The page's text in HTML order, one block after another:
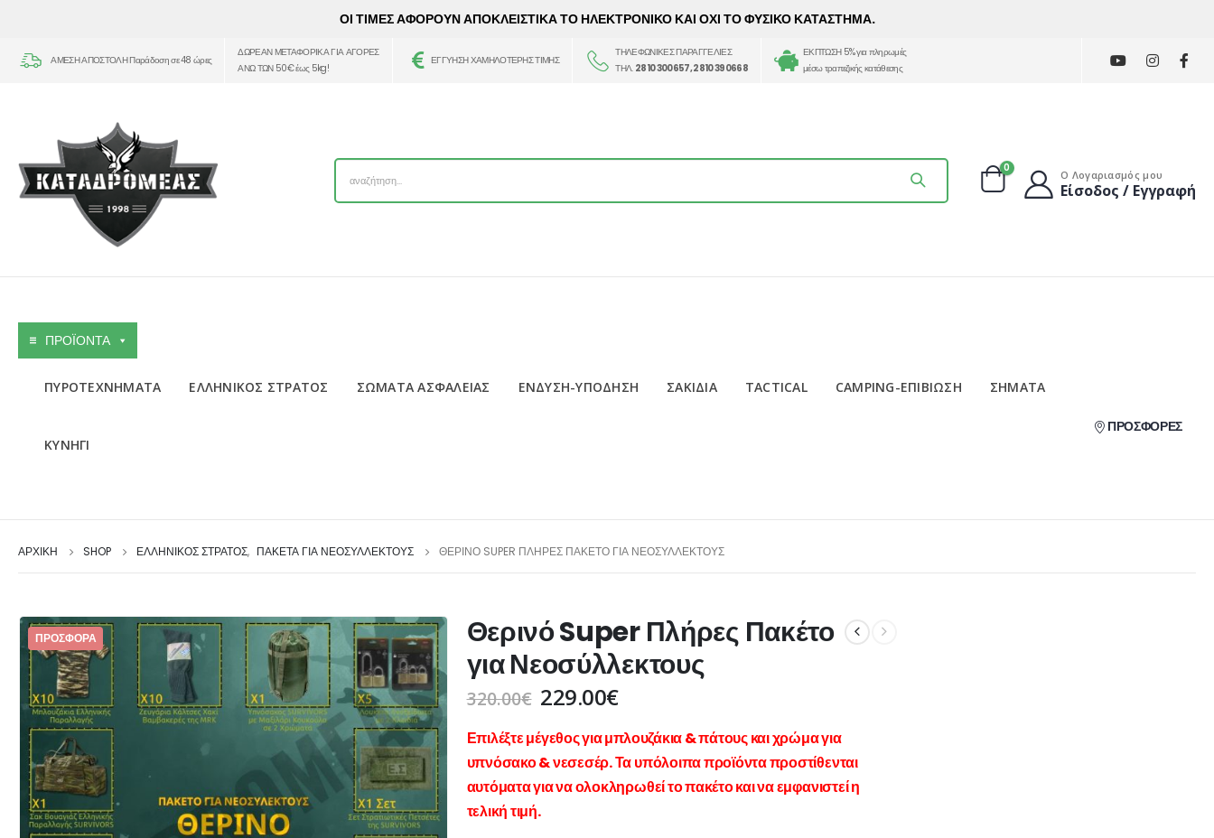
ΟΙ ΤΙΜΕΣ ΑΦΟΡΟΥΝ ΑΠΟΚΛΕΙΣΤΙΚΑ ΤΟ ΗΛΕΚΤΡΟΝΙΚΟ ΚΑΙ ΟΧΙ ΤΟ ΦΥΣΙΚΟ ΚΑΤΑΣΤΗΜΑ.
ΑΜΕΣΗ ΑΠΟΣΤΟΛΗ Παράδοση σε 48 ώρες
ΔΩΡΕΑΝ ΜΕΤΑΦΟΡΙΚΑ ΓΙΑ ΑΓΟΡΕΣ
ΑΝΩ ΤΩΝ 50€ έως 5kg!
ΕΓΓΥΗΣΗ ΧΑΜΗΛΟΤΕΡΗΣ ΤΙΜΗΣ
ΤΗΛΕΦΩΝΙΚΕΣ ΠΑΡΑΓΓΕΛΙΕΣ
ΤΗΛ. 2810 300657, 2810 390668
ΕΚΠΤΩΣΗ 5% για πληρωμές
μέσω τραπεζικής κατάθεσης
0
Ο Λογαριασμός μου
Είσοδος / Εγγραφή
ΠΡΟΪΟΝΤΑ
ΠΥΡΟΤΕΧΝΗΜΑΤΑ ΕΛΛΗΝΙΚΟΣ ΣΤΡΑΤΟΣ ΣΩΜΑΤΑ ΑΣΦΑΛΕΙΑΣ ΕΝΔΥΣΗ-ΥΠΟΔΗΣΗ ΣΑΚΙΔΙΑ TACTICAL CAMPING-ΕΠΙΒΙΩΣΗ ΣΗΜΑΤΑ
ΚΥΝΗΓΙ
ΠΡΟΣΦΟΡΕΣ
ΑΡΧΙΚΉ SHOP ΕΛΛΗΝΙΚΟΣ ΣΤΡΑΤΟΣ, ΠΑΚΕΤΑ ΓΙΑ ΝΕΟΣΥΛΛΕΚΤΟΥΣ ΘΕΡΙΝΌ SUPER ΠΛΉΡΕΣ ΠΑΚΈΤΟ ΓΙΑ ΝΕΟΣΎΛΛΕΚΤΟΥΣ
ΠΡΟΣΦΟΡΆ
Θερινό Super Πλήρες Πακέτο
για Νεοσύλλεκτους
320.00€ 229.00€
Επιλέξτε μέγεθος για μπλουζάκια & πάτους και χρώμα για
υπνόσακο & νεσεσέρ.Τα υπόλοιπα προϊόντα προστίθενται
αυτόματα για να ολοκληρωθεί το πακέτο και να εμφανιστεί η
τελική τιμή.